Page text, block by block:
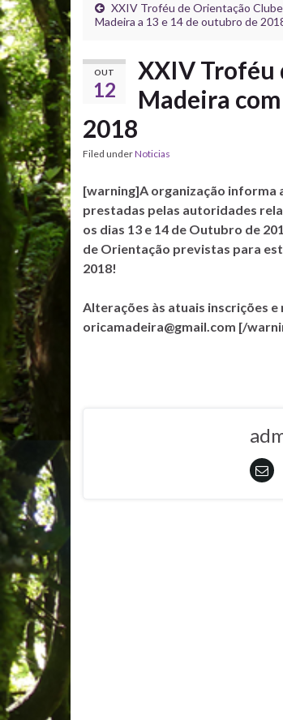
XXIV Troféu de Orientação
Madeira a 13 e 14 de outubro de
OUT
12
XXIV Troféu
Madeira
2018
Filed underNoticias
[warning]A organização informa
prestadas pelas autoridades
os dias 13 e 14 de Outubro de
de Orientação previstas para
2018!
Alterações às atuais inscrições
oricamadeira@gmail.com [/